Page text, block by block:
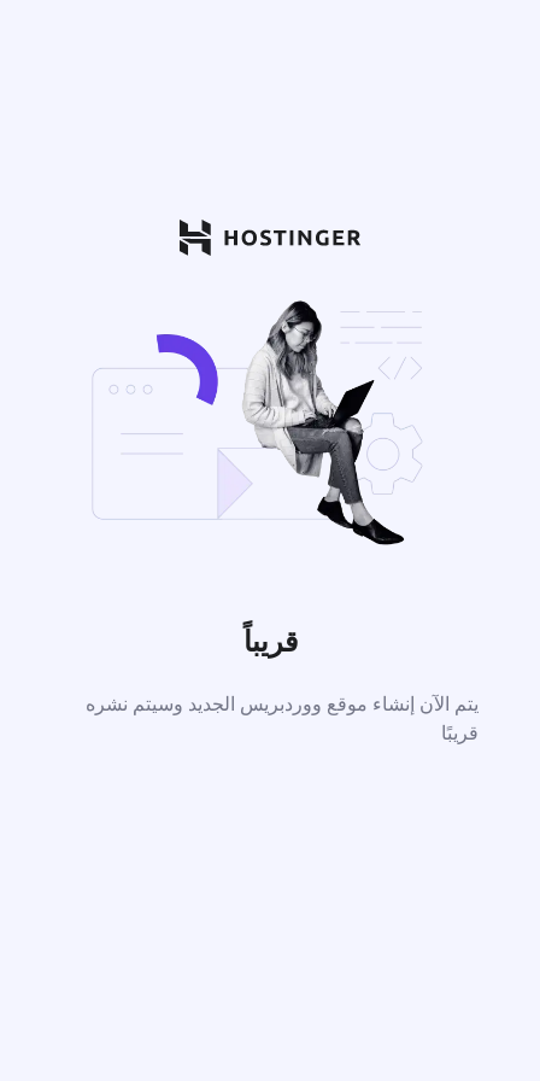
قريباً
يتم الآن إنشاء موقع ووردبريس الجديد وسيتم نشره
قريبًا